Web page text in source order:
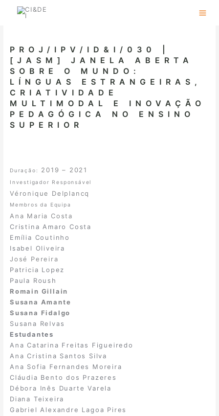
PROJ/IPV/ID&I/030 |
[JASM] JANELA ABERTA
SOBRE O MUNDO:
LÍNGUAS ESTRANGEIRAS,
CRIATIVIDADE
MULTIMODAL E INOVAÇÃO
PEDAGÓGICA NO ENSINO
SUPERIOR
Duração: 2019 – 2021
Investigador Responsável
Véronique Delplancq
Membros da Equipa
Ana Maria Costa
Cristina Amaro Costa
Emília Coutinho
Isabel Oliveira
José Pereira
Patricia Lopez
Paula Roush
Romain Gillain
Susana Amante
Susana Fidalgo
Susana Relvas
Estudantes
Ana Catarina Freitas Figueiredo
Ana Cristina Santos Silva
Ana Sofia Fernandes Moreira
Cláudia Bento dos Prazeres
Débora Inês Duarte Varela
Diana Teixeira
Gabriel Alexandre Lagoa Pires